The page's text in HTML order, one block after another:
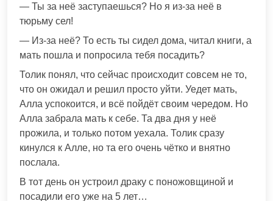
— Ты за неё заступаешься? Но я из-за неё в
тюрьму сел!
— Из-за неё? То есть ты сидел дома, читал книги, а
мать пошла и попросила тебя посадить?
Толик понял, что сейчас происходит совсем не то,
что он ожидал и решил просто уйти. Уедет мать,
Алла успокоится, и всё пойдёт своим чередом. Но
Алла забрала мать к себе. Та два дня у неё
прожила, и только потом уехала. Толик сразу
кинулся к Алле, но та его очень чётко и внятно
послала.
В тот день он устроил драку с поножовщиной и
посадили его уже на 5 лет…